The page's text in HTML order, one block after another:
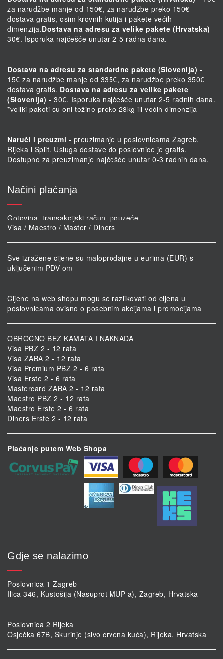
za narudžbe manje od 150€, za narudžbe preko 150€
dostava gratis, osim krovnih kutija i pakete većih
dimenzija.Dostava na adresu za velike pakete (Hrvatska) -
30€. Isporuka najčešće unutar 2-5 radna dana.
Dostava na adresu za standardne pakete (Slovenija) -
15€ za narudžbe manje od 335€, za narudžbe preko 350€
dostava gratis. Dostava na adresu za velike pakete
(Slovenija) - 30€. Isporuka najčešće unutar 2-5 radnih dana.
*veliki paketi su oni težine preko 28kg ili većih dimenzija
Naruči i preuzmi - preuzimanje u poslovnicama Zagreb,
Rijeka i Split. Usluga dostave do poslovnice je gratis.
Dostupno za preuzimanje najčešće unutar 0-3 radnih dana.
Načini plaćanja
Gotovina, transakcijski račun, pouzeće
Visa / Maestro / Master / Diners
Sve izražene cijene su maloprodajne u eurima (EUR) s
uključenim PDV-om
Cijene na web shopu mogu se razlikovati od cijena u
poslovnicama ovisno o posebnim akcijama i promocijama
OBROČNO BEZ KAMATA I NAKNADA
Visa PBZ 2 - 12 rata
Visa ZABA 2 - 12 rata
Visa Premium PBZ 2 - 6 rata
Visa Erste 2 - 6 rata
Mastercard ZABA 2 - 12 rata
Maestro PBZ 2 - 12 rata
Maestro Erste 2 - 6 rata
Diners Erste 2 - 12 rata
Plaćanje putem Web Shopa
Gdje se nalazimo
Poslovnica 1 Zagreb
Ilica 346, Kustošija (Nasuprot MUP-a), Zagreb, Hrvatska
Poslovnica 2 Rijeka
Osječka 67B, Škurinje (sivo crvena kuća), Rijeka, Hrvatska